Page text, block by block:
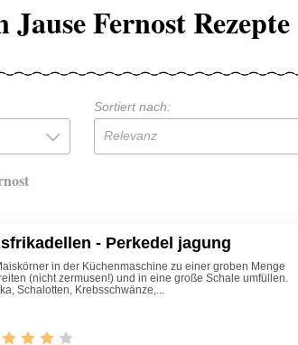
Jause Fernost Rezepte
Sortiert nach:
Relevanz
- Perkedel jagung
in der Küchenmaschine zu einer groben Menge
(nicht zermusen!) und in eine große Schale umfüllen.
Schalotten, Krebsschwänze,...